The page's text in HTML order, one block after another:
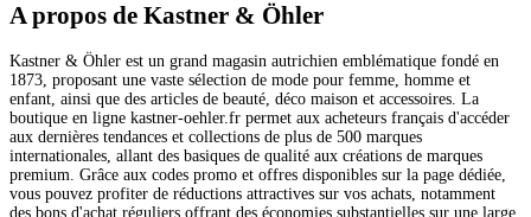
A propos de Kastner & Öhler
Kastner & Öhler est un grand magasin autrichien emblématique fondé en
1873, proposant une vaste sélection de mode pour femme, homme et
enfant, ainsi que des articles de beauté, déco maison et accessoires. La
boutique en ligne kastner-oehler.fr permet aux acheteurs français d'accéder
aux dernières tendances et collections de plus de 500 marques
internationales, allant des basiques de qualité aux créations de marques
premium. Grâce aux codes promo et offres disponibles sur la page dédiée,
vous pouvez profiter de réductions attractives sur vos achats, notamment
des bons d'achat réguliers offrant des économies substantielles sur une large